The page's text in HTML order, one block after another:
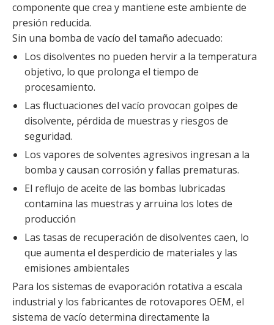
componente que crea y mantiene este ambiente de
presión reducida.
Sin una bomba de vacío del tamaño adecuado:
Los disolventes no pueden hervir a la temperatura
objetivo, lo que prolonga el tiempo de
procesamiento.
Las fluctuaciones del vacío provocan golpes de
disolvente, pérdida de muestras y riesgos de
seguridad.
Los vapores de solventes agresivos ingresan a la
bomba y causan corrosión y fallas prematuras.
El reflujo de aceite de las bombas lubricadas
contamina las muestras y arruina los lotes de
producción
Las tasas de recuperación de disolventes caen, lo
que aumenta el desperdicio de materiales y las
emisiones ambientales
Para los sistemas de evaporación rotativa a escala
industrial y los fabricantes de rotovapores OEM, el
sistema de vacío determina directamente la